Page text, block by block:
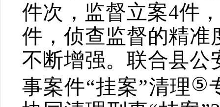
件次，监督立案4件
件，侦查监督的精准
不断增强。联合县公
事案件“挂案”清理⑤